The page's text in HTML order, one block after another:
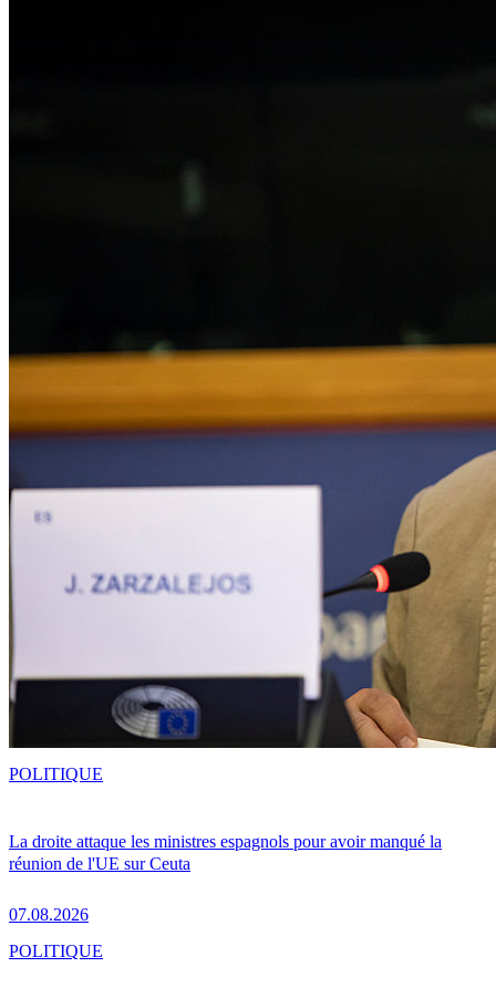
La droite attaque les ministres espagnols pour avoir manqué la
réunion de l'UE sur Ceuta
07.08.2026
POLITIQUE
POLITIQUE